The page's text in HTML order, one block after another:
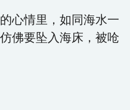
心情里，如同海水一
佛要坠入海床，被呛